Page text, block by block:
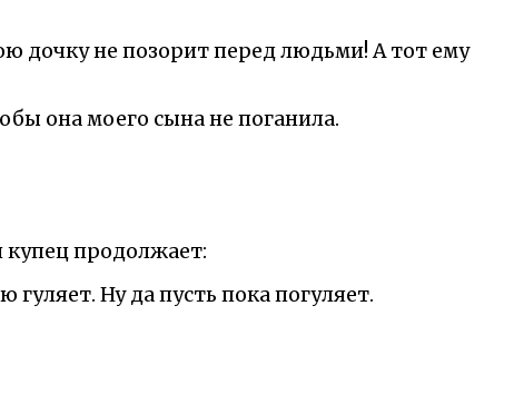
дочку не позорит перед людьми! А тот ему
она моего сына не поганила.
купец продолжает:
Ну да пусть пока погуляет.